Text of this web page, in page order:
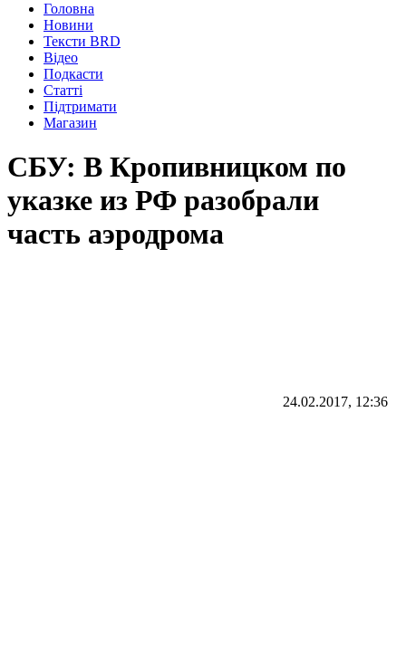
Головна
Новини
Тексти BRD
Відео
Подкасти
Статті
Підтримати
Магазин
СБУ: В Кропивницком по
указке из РФ разобрали
часть аэродрома
24.02.2017, 12:36